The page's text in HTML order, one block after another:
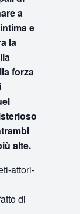
a
e
la
forza
alte.
attori-
di